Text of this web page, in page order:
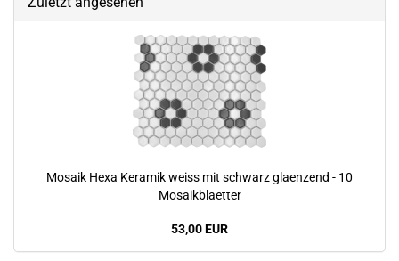
Mosaik Hexa Keramik weiss mit schwarz glaenzend - 10
Mosaikblaetter
53,00 EUR